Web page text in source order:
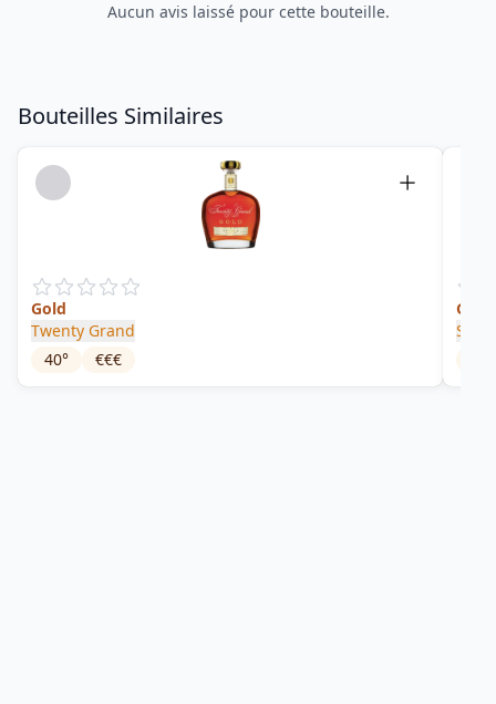
Aucun avis laissé pour cette bouteille.
Bouteilles Similaires
Gold
Twenty Grand
40° €€€
Gold